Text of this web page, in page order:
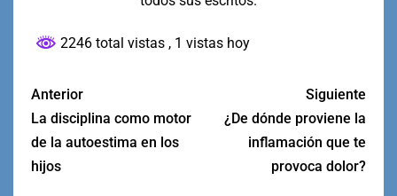
2246 total vistas , 1 vistas hoy
Anterior
La disciplina como motor
de la autoestima en los
hijos
Siguiente
¿De dónde proviene la
inflamación que te
provoca dolor?